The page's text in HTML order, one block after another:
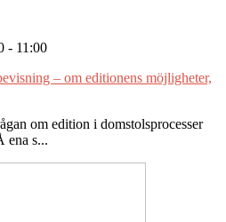
- 11:00
– om editionens möjligheter,
om edition i domstolsprocesser
ena s...